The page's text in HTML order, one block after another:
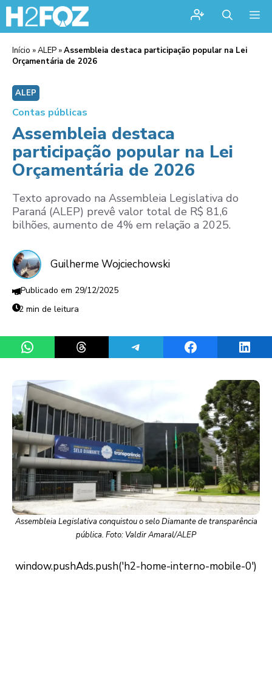
Início »ALEP »Assembleia destaca participação popular na Lei
Orçamentária de 2026
ALEP
Contas públicas
Assembleia destaca
participação popular na Lei
Orçamentária de 2026
Texto aprovado na Assembleia Legislativa do
Paraná (ALEP) prevê valor total de R$ 81,6
bilhões, aumento de 4% em relação a 2025.
Guilherme Wojciechowski
29/12/2025
2 min de leitura
Share on WhatsAppShare on ThreadsShare on TelegramShare on Facebook
Assembleia Legislativa conquistou o selo Diamante de transparência
pública. Foto: Valdir Amaral/ALEP